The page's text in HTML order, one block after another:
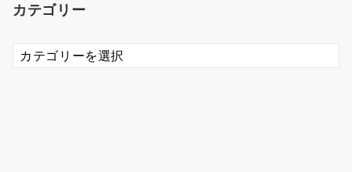
ブ
カテゴリー
カ
テ